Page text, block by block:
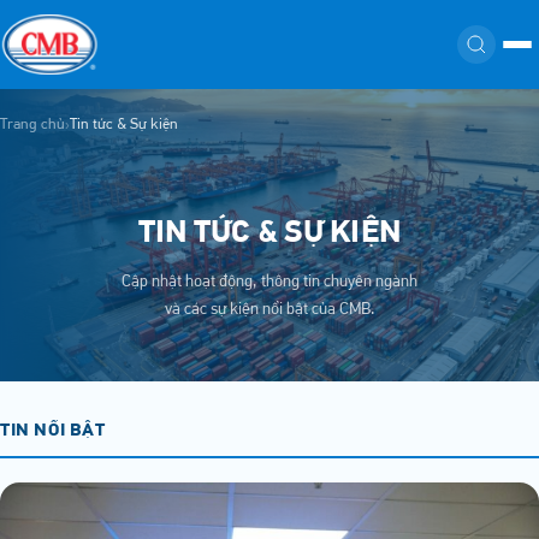
Trang chủ›Tin tức & Sự kiện
TIN TỨC & SỰ KIỆN
Cập nhật hoạt động, thông tin chuyên ngành
và các sự kiện nổi bật của CMB.
TIN NỔI BẬT